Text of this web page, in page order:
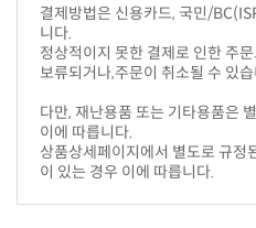
니다.
보류되거나,주문이 취소될 수 있습
이에 따릅니다.
이 있는 경우 이에 따릅니다.